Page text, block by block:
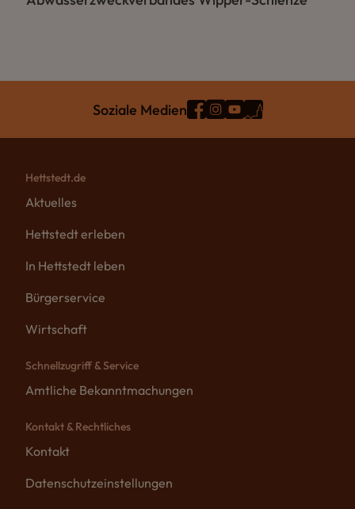
Soziale Medien
Hettstedt.de
Aktuelles
Hettstedt erleben
In Hettstedt leben
Bürgerservice
Wirtschaft
Schnellzugriff & Service
Amtliche Bekanntmachungen
Kontakt & Rechtliches
Kontakt
Datenschutzeinstellungen